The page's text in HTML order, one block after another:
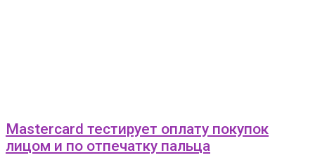
Mastercard тестирует оплату покупок
лицом и по отпечатку пальца